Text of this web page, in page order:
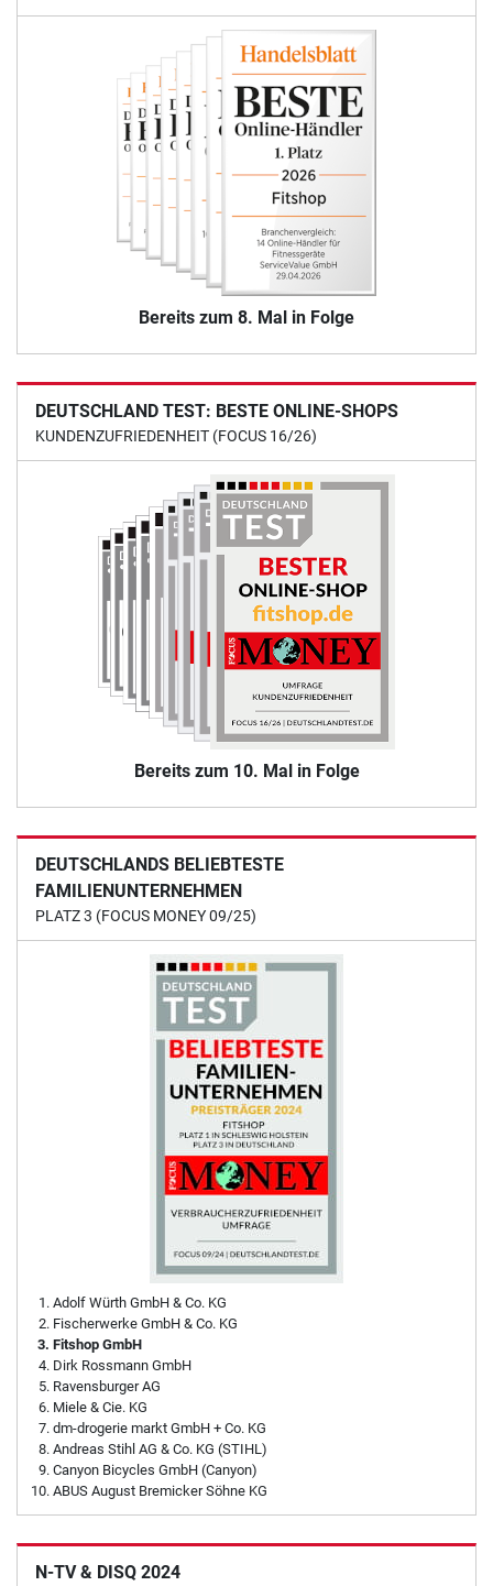
Bereits zum 8. Mal in Folge
DEUTSCHLAND TEST: BESTE ONLINE-SHOPS
KUNDENZUFRIEDENHEIT (FOCUS 16/26)
Bereits zum 10. Mal in Folge
DEUTSCHLANDS BELIEBTESTE
FAMILIENUNTERNEHMEN
PLATZ 3 (FOCUS MONEY 09/25)
Adolf Würth GmbH & Co. KG
Fischerwerke GmbH & Co. KG
Fitshop GmbH
Dirk Rossmann GmbH
Ravensburger AG
Miele & Cie. KG
dm-drogerie markt GmbH + Co. KG
Andreas Stihl AG & Co. KG (STIHL)
Canyon Bicycles GmbH (Canyon)
ABUS August Bremicker Söhne KG
N-TV & DISQ 2024